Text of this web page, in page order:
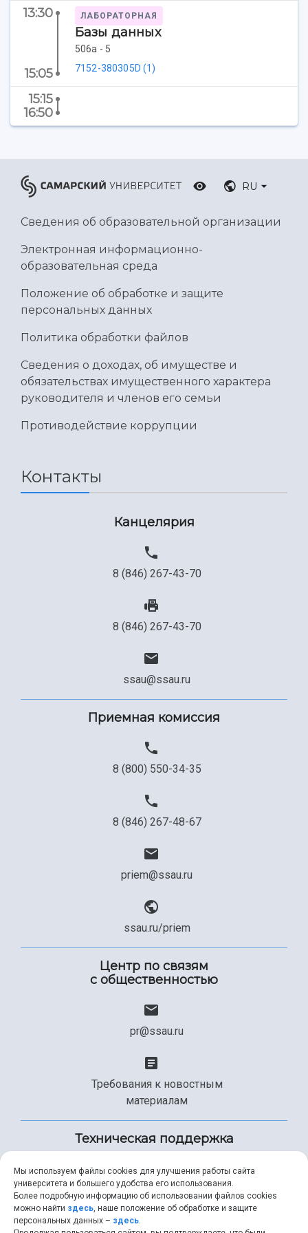
Ботанический сад
Умный дом бабочек
Международный межвузовский кампус
Сведения об образовательной организации
Официальные документы
13:30
15:05
ЛАБОРАТОРНАЯ
Базы данных
506а - 5
7152-380305D (1)
15:15
16:50
RU
Сведения об образовательной организации
Электронная информационно-
образовательная среда
Положение об обработке и защите
персональных данных
Политика обработки файлов
Сведения о доходах, об имуществе и
обязательствах имущественного характера
руководителя и членов его семьи
Противодействие коррупции
Контакты
Канцелярия
8 (846) 267-43-70
8 (846) 267-43-70
ssau@ssau.ru
Приемная комиссия
8 (800) 550-34-35
8 (846) 267-48-67
priem@ssau.ru
ssau.ru/priem
Центр по связям
с общественностью
pr@ssau.ru
Требования к новостным
материалам
Техническая поддержка
+7 (846) 267-49-99
Мы используем файлы cookies для улучшения работы сайта
университета и большего удобства его использования.
Более подробную информацию об использовании файлов cookies
можно найти здесь, наше положение об обработке и защите
персональных данных – здесь.